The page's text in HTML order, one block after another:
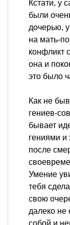
Кстати, у
были
дочерью,
на мать-
конфликт
она и
это было
Как не
гениев-
бывает
гениями и
после
Умение
тебя
свою
далеко не
собой и